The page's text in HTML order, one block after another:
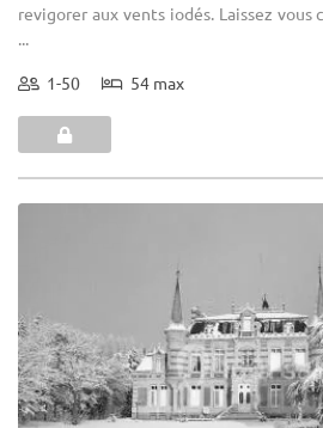
revigorer aux vents iodés. Laissez vous
1-50 54 max